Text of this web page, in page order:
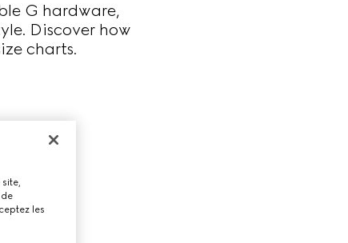
G hardware,
Discover how
charts.
les